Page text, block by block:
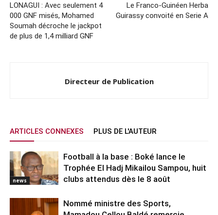
LONAGUI : Avec seulement 4
000 GNF misés, Mohamed
Soumah décroche le jackpot
de plus de 1,4 milliard GNF
Le Franco-Guinéen Herba
Guirassy convoité en Serie A
Directeur de Publication
ARTICLES CONNEXES PLUS DE L'AUTEUR
news
Football à la base : Boké lance le
Trophée El Hadj Mikailou Sampou, huit
clubs attendus dès le 8 août
Nommé ministre des Sports,